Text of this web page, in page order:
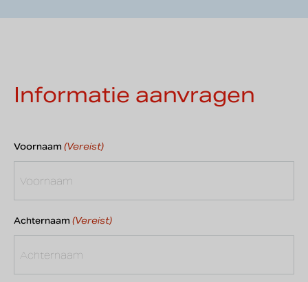
Informatie aanvragen
Voornaam (Vereist)
Achternaam (Vereist)